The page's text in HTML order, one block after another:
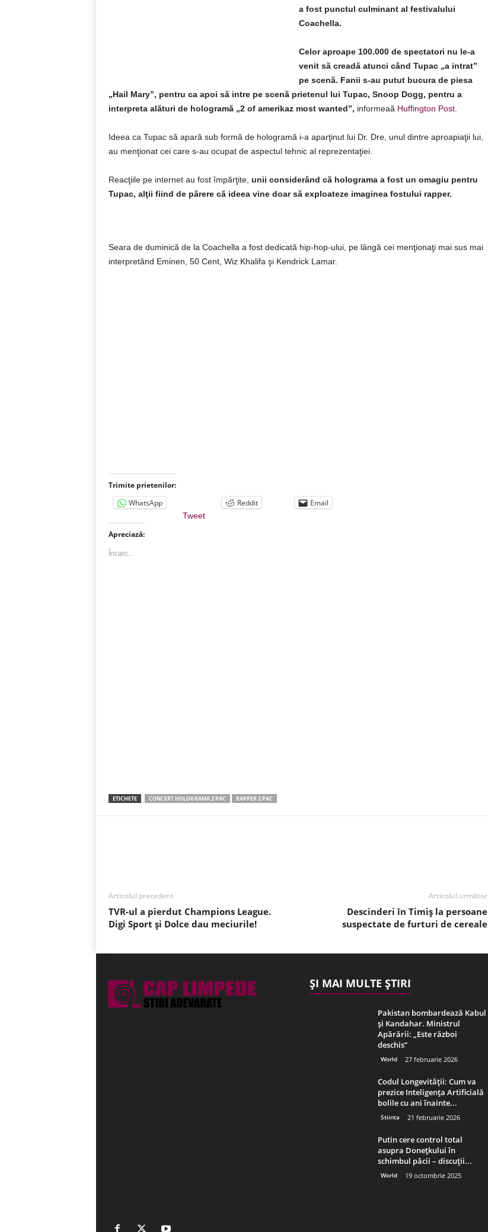
a fost punctul culminant al festivalului
Coachella.
Celor aproape 100.000 de spectatori nu le-a
venit să creadă atunci când Tupac „a intrat”
pe scenă. Fanii s-au putut bucura de piesa
„Hail Mary”, pentru ca apoi să intre pe scenă prietenul lui Tupac, Snoop Dogg, pentru a
interpreta alături de hologramă „2 of amerikaz most wanted”, informeaă Huffington Post.
Ideea ca Tupac să apară sub formă de hologramă i-a aparţinut lui Dr. Dre, unul dintre aproapiaţii lui,
au menţionat cei care s-au ocupat de aspectul tehnic al reprezentaţiei.
Reacţiile pe internet au fost împărţite, unii considerând că holograma a fost un omagiu pentru
Tupac, alţii fiind de părere că ideea vine doar să exploateze imaginea fostului rapper.
Seara de duminică de la Coachella a fost dedicată hip-hop-ului, pe lângă cei menţionaţi mai sus mai
interpretând Eminen, 50 Cent, Wiz Khalifa şi Kendrick Lamar.
Trimite prietenilor:
WhatsApp
Tweet
Reddit Email
Apreciază:
Încarc...
ETICHETE CONCERT HOLOGRAMA 2 PAC RAPPER 2 PAC
Articolul precedent
TVR-ul a pierdut Champions League.
Digi Sport și Dolce dau meciurile!
Articolul următor
Descinderi în Timiș la persoane
suspectate de furturi de cereale
ȘI MAI MULTE ȘTIRI
Pakistan bombardează Kabul
și Kandahar. Ministrul
Apărării: „Este război
deschis”
World 27 februarie 2026
Codul Longevității: Cum va
prezice Inteligența Artificială
bolile cu ani înainte...
Stiinta 21 februarie 2026
Putin cere control total
asupra Donețkului în
schimbul păcii – discuții...
World 19 octombrie 2025